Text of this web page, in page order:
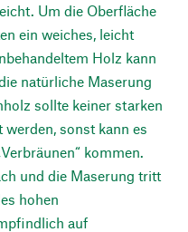
Um die Oberfläche
ein weiches, leicht
Holz kann
natürliche Maserung
sollte keiner starken
sonst kann es
kommen.
und die Maserung tritt
hohen
auf